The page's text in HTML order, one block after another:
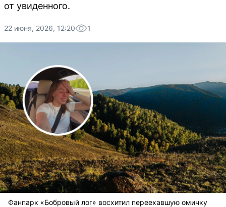
от увиденного.
22 июня, 2026, 12:20 1
Фанпарк «Бобровый лог» восхитил переехавшую омичку